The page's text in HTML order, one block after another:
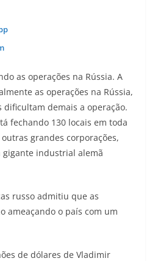
as operações na Rússia. A
as operações na Rússia,
dificultam demais a operação.
fechando 130 locais em toda
grandes corporações,
industrial alemã
russo admitiu que as
ameaçando o país com um
de dólares de Vladimir